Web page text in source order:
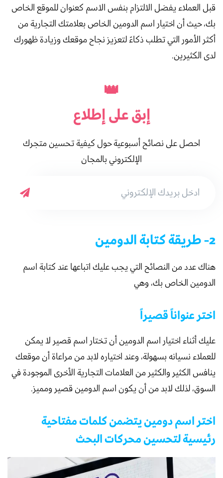
قبل العملاء يفضل الالتزام بنفس الاسم كعنوان للموقع الخاص
بك، حيث أن اختيار اسم الدومين الخاص بعلامتك التجارية من
أكثر الأمور التي تطلب ذكاءً لتعزيز نجاح موقعك وزيادة ظهورك
لدى الكثيرين.
👑
إبق علىإطلاع
احصل على نصائح أسبوعية حول كيفية تحسين متجرك
الإلكتروني بالمجان
2- طريقة كتابة الدومين
هناك عدد من النصائح التي يجب عليك اتباعها عند كتابة اسم
الدومين الخاص بك، وهي
اختر عنواناً قصيراً
عليك أثناء اختيار اسم الدومين أن تختار اسم قصير لا يمكن
للعملاء نسيانه بسهولة، وعند اختياره لابد من مراعاة أن موقعك
ينافس الكثير والكثير من العلامات التجارية الأخرى الموجودة في
السوق، لذلك لابد من أن يكون اسم الدومين قصير ومميز.
اختر اسم دومين يتضمن كلمات مفتاحية
رئيسية لتحسين محركات البحث